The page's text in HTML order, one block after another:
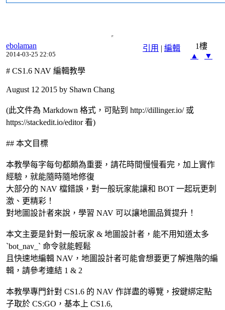
引用 | 編輯
ebolaman
2014-03-25 22:05
1樓
▲
▼
# CS1.6 NAV 編輯教學
August 12 2015 by Shawn Chang
(此文件為 Markdown 格式，可貼到 http://dillinger.io/ 或
https://stackedit.io/editor 看)
## 本文目標
本教學每字每句都頗為重要，請花時間慢慢看完，加上實作
經驗，就能隨時隨地修復
大部分的 NAV 檔錯誤，對一般玩家能讓和 BOT 一起玩更刺
激、更精彩！
對地圖設計者來說，學習 NAV 可以讓地圖品質提升！
本文主要是針對一般玩家 & 地圖設計者，能不用知道太多
`bot_nav_` 命令就能輕鬆
且快速地編輯 NAV，地圖設計者可能會想要更了解進階的編
輯，請參考連結 1 & 2
本教學專門針對 CS1.6 的 NAV 作詳盡的導覽，按鍵綁定點
子取於 CS:GO，基本上 CS1.6,